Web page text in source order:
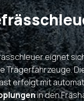
eignet
Trägerfahrzeuge.
erfolgt mit
in den